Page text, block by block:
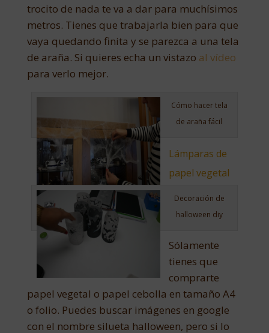
trocito de nada te va a dar para muchísimos
metros. Tienes que trabajarla bien para que
vaya quedando finita y se parezca a una tela
de araña. Si quieres echa un vistazo al vídeo
para verlo mejor.
Cómo hacer tela
de araña fácil
Lámparas de
papel vegetal
Decoración de
halloween diy
Sólamente
tienes que
comprarte
papel vegetal o papel cebolla en tamaño A4
o folio. Puedes buscar imágenes en google
con el nombre silueta halloween, pero si lo